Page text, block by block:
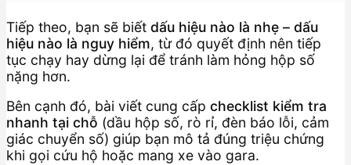
Tiếp theo, bạn sẽ biết dấu hiệu nào là nhẹ – dấu
hiệu nào là nguy hiểm, từ đó quyết định nên tiếp
tục chạy hay dừng lại để tránh làm hỏng hộp số
nặng hơn.
Bên cạnh đó, bài viết cung cấp checklist kiểm tra
nhanh tại chỗ (dầu hộp số, rò rỉ, đèn báo lỗi, cảm
giác chuyển số) giúp bạn mô tả đúng triệu chứng
khi gọi cứu hộ hoặc mang xe vào gara.